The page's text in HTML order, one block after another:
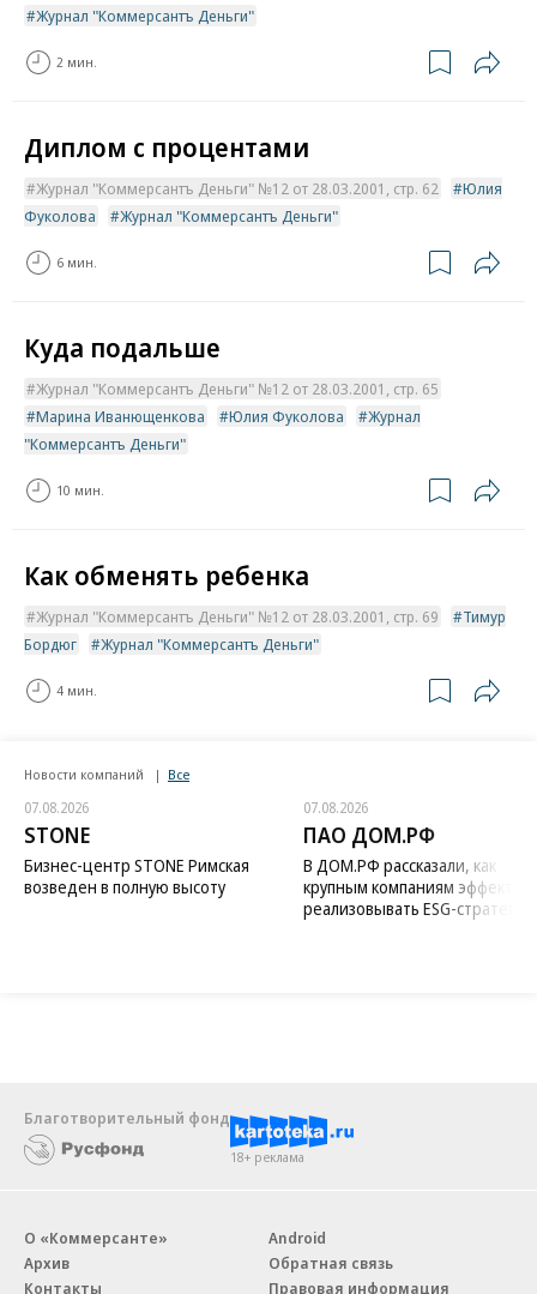
Журнал "Коммерсантъ Деньги"
2 мин.
Диплом с процентами
Журнал "Коммерсантъ Деньги" №12 от 28.03.2001, стр. 62
Юлия
Фуколова
Журнал "Коммерсантъ Деньги"
6 мин.
Куда подальше
Журнал "Коммерсантъ Деньги" №12 от 28.03.2001, стр. 65
Марина Иванющенкова
Юлия Фуколова
Журнал
"Коммерсантъ Деньги"
10 мин.
Как обменять ребенка
Журнал "Коммерсантъ Деньги" №12 от 28.03.2001, стр. 69
Тимур
Бордюг
Журнал "Коммерсантъ Деньги"
4 мин.
Новости компаний Все
07.08.2026
STONE
Бизнес-центр STONE Римская
возведен в полную высоту
07.08.2026
ПАО ДОМ.РФ
В ДОМ.РФ рассказали, как
крупным компаниям
реализовывать ESG-стратегию
Благотворительный фонд
18+ реклама
О «Коммерсанте»
Архив
Контакты
Android
Обратная связь
Правовая информация